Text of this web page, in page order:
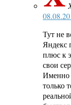
Тут не
Яндекс
плюс к
свои
Именно
только